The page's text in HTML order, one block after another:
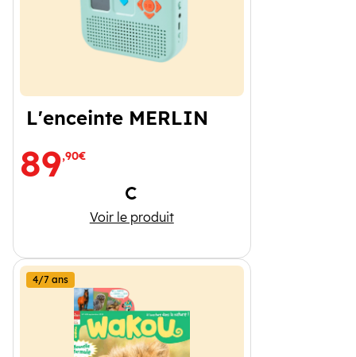
L'enceinte MERLIN
89,90€
Voir le produitL'enceinte MERLIN
4/7 ans